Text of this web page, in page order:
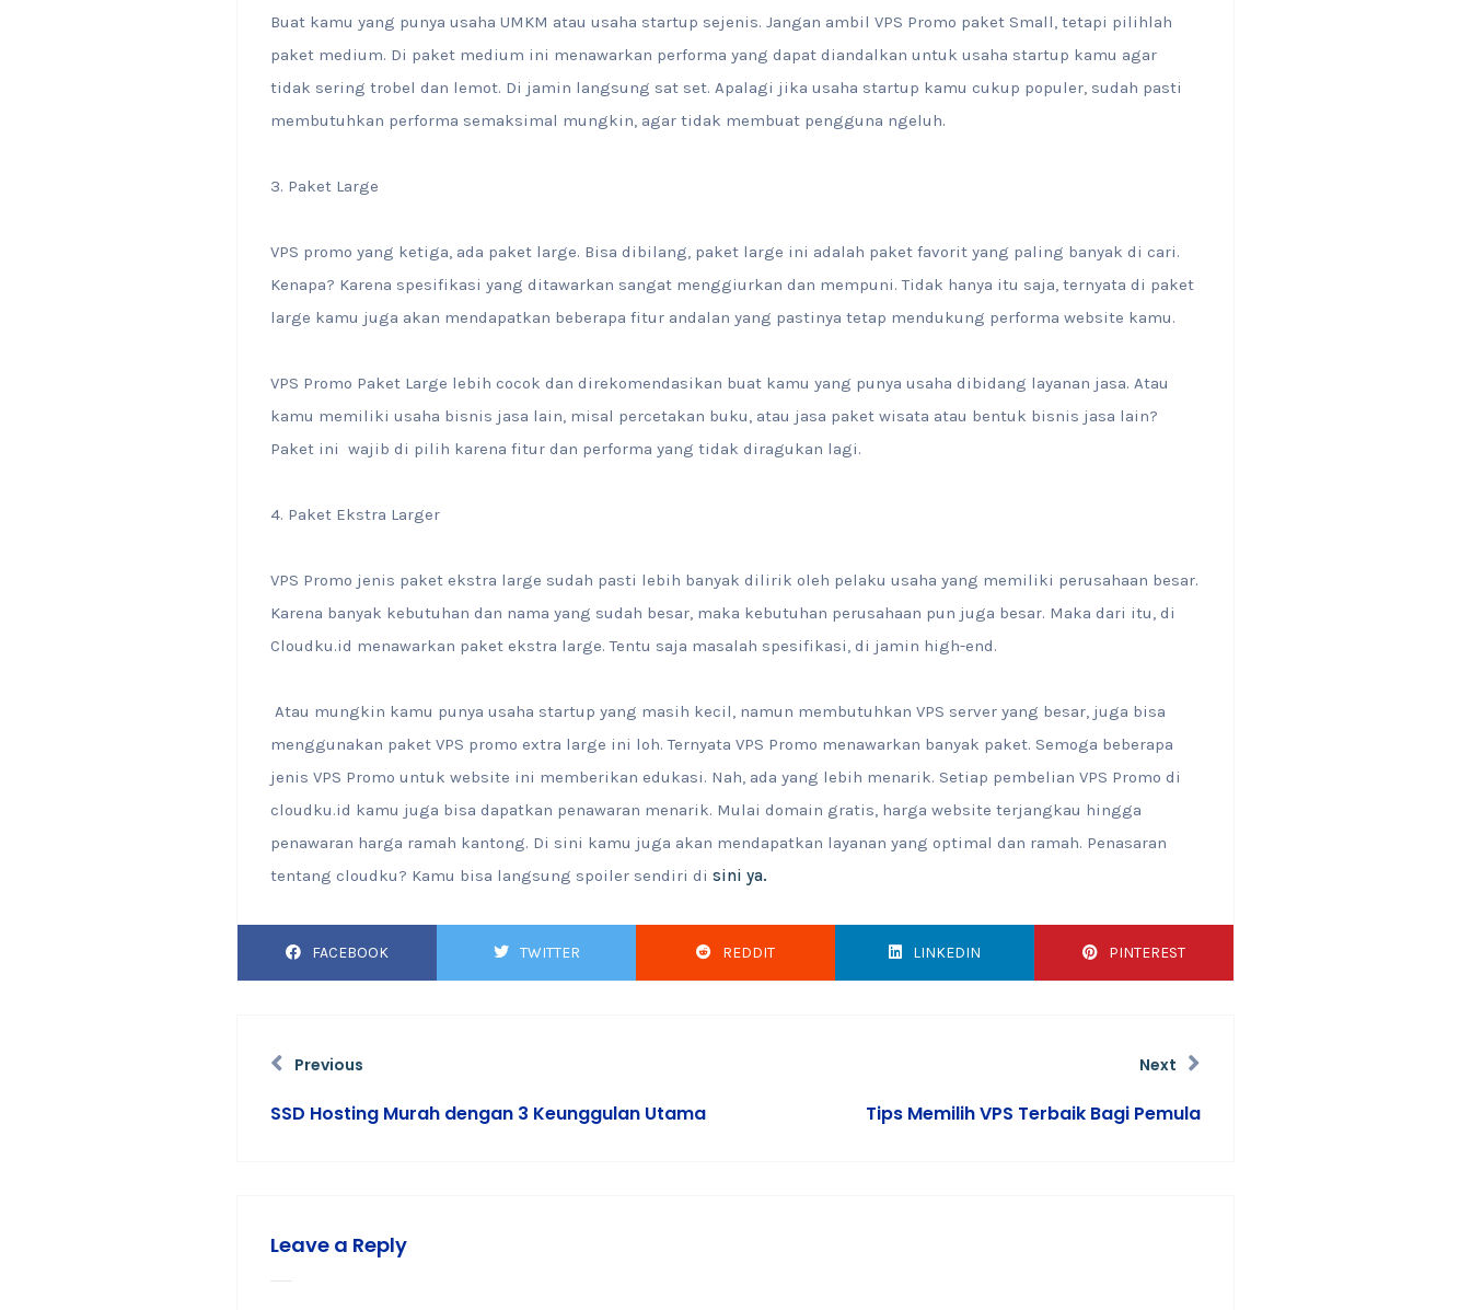
Buat kamu yang punya usaha UMKM atau usaha startup sejenis. Jangan ambil VPS Promo paket Small, tetapi pilihlah
paket medium. Di paket medium ini menawarkan performa yang dapat diandalkan untuk usaha startup kamu agar
tidak sering trobel dan lemot. Di jamin langsung sat set. Apalagi jika usaha startup kamu cukup populer, sudah pasti
membutuhkan performa semaksimal mungkin, agar tidak membuat pengguna ngeluh.
3. Paket Large
VPS promo yang ketiga, ada paket large. Bisa dibilang, paket large ini adalah paket favorit yang paling banyak di cari.
Kenapa? Karena spesifikasi yang ditawarkan sangat menggiurkan dan mempuni. Tidak hanya itu saja, ternyata di paket
large kamu juga akan mendapatkan beberapa fitur andalan yang pastinya tetap mendukung performa website kamu.
VPS Promo Paket Large lebih cocok dan direkomendasikan buat kamu yang punya usaha dibidang layanan jasa. Atau
kamu memiliki usaha bisnis jasa lain, misal percetakan buku, atau jasa paket wisata atau bentuk bisnis jasa lain?
Paket ini wajib di pilih karena fitur dan performa yang tidak diragukan lagi.
4. Paket Ekstra Larger
VPS Promo jenis paket ekstra large sudah pasti lebih banyak dilirik oleh pelaku usaha yang memiliki perusahaan besar.
Karena banyak kebutuhan dan nama yang sudah besar, maka kebutuhan perusahaan pun juga besar. Maka dari itu, di
Cloudku.id menawarkan paket ekstra large. Tentu saja masalah spesifikasi, di jamin high-end.
Atau mungkin kamu punya usaha startup yang masih kecil, namun membutuhkan VPS server yang besar, juga bisa
menggunakan paket VPS promo extra large ini loh. Ternyata VPS Promo menawarkan banyak paket. Semoga beberapa
jenis VPS Promo untuk website ini memberikan edukasi. Nah, ada yang lebih menarik. Setiap pembelian VPS Promo di
cloudku.id kamu juga bisa dapatkan penawaran menarik. Mulai domain gratis, harga website terjangkau hingga
penawaran harga ramah kantong. Di sini kamu juga akan mendapatkan layanan yang optimal dan ramah. Penasaran
tentang cloudku? Kamu bisa langsung spoiler sendiri di sini ya.
FACEBOOK TWITTER REDDIT LINKEDIN PINTEREST
Previous
SSD Hosting Murah dengan 3 Keunggulan Utama
Next
Tips Memilih VPS Terbaik Bagi Pemula
Leave a Reply